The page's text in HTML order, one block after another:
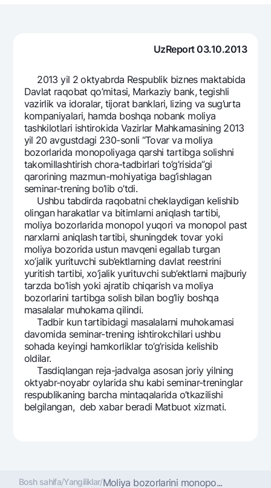
Ko'p beriladigan savollar
Sayt bo‘yicha qidiring
Qidirish
Foydali havolalar
Ko'p beriladigan savollar
Matbuot markazi
Ofis va bankomatlar
Shaxsiy ma'lumotlarni qayta ishlashga rozilik berish
Bizni ijtimoiy tarmoqlarda kuzatib boring
Aloqa markazi
+998 78 148-00-101344
UzReport 03.10.2013
2013 yil 2 oktyabrda Respublik biznes maktabida
Davlat raqobat qo’mitasi, Markaziy bank, tegishli
vazirlik va idoralar, tijorat banklari, lizing va sug’urta
kompaniyalari, hamda boshqa nobank moliya
tashkilotlari ishtirokida Vazirlar Mahkamasining 2013
yil 20 avgustdagi 230-sonli “Tovar va moliya
bozorlarida monopoliyaga qarshi tartibga solishni
takomillashtirish chora-tadbirlari to’g’risida”gi
qarorining mazmun-mohiyatiga bag’ishlagan
seminar-trening bo’lib o’tdi.
Ushbu tabdirda raqobatni cheklaydigan kelishib
olingan harakatlar va bitimlarni aniqlash tartibi,
moliya bozorlarida monopol yuqori va monopol past
narxlarni aniqlash tartibi, shuningdek tovar yoki
moliya bozorida ustun mavqeni egallab turgan
xo’jalik yurituvchi sub’ektlarning davlat reestrini
yuritish tartibi, xo’jalik yurituvchi sub’ektlarni majburiy
tarzda bo’lish yoki ajratib chiqarish va moliya
bozorlarini tartibga solish bilan bog’liy boshqa
masalalar muhokama qilindi.
Tadbir kun tartibidagi masalalarni muhokamasi
davomida seminar-trening ishtirokchilari ushbu
sohada keyingi hamkorliklar to’g’risida kelishib
oldilar.
Tasdiqlangan reja-jadvalga asosan joriy yilning
oktyabr-noyabr oylarida shu kabi seminar-treninglar
respublikaning barcha mintaqalarida o’tkazilishi
belgilangan, deb xabar beradi Matbuot xizmati.
Bosh sahifa/Yangiliklar/Moliya bozorlarini monopo...